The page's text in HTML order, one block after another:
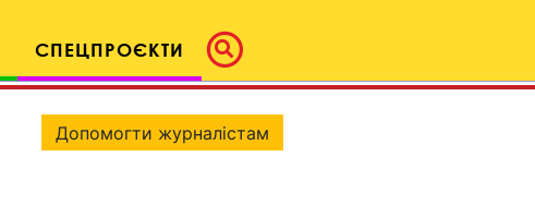
СПЕЦПРОЄКТИ
Допомогти журналістам